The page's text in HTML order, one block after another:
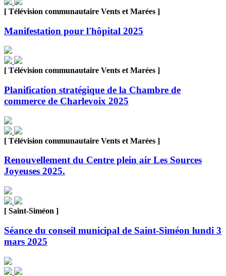
[ Télévision communautaire Vents et Marées ]
Manifestation pour l'hôpital 2025
[ Télévision communautaire Vents et Marées ]
Planification stratégique de la Chambre de
commerce de Charlevoix 2025
[ Télévision communautaire Vents et Marées ]
Renouvellement du Centre plein air Les Sources
Joyeuses 2025.
[ Saint-Siméon ]
Séance du conseil municipal de Saint-Siméon lundi 3
mars 2025